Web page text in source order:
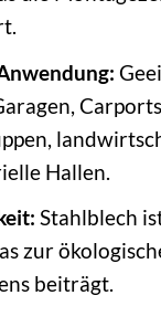
Hallen.
Stahlblech
zur
beiträgt.